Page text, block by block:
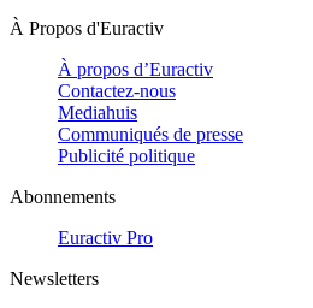
À Propos d'Euractiv
À propos d’Euractiv
Contactez-nous
Mediahuis
Communiqués de presse
Publicité politique
Abonnements
Euractiv Pro
Newsletters